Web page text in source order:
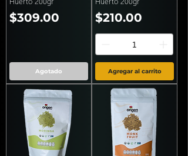
Precio
$309.00
Agotado
Precio
$210.00
Agregar al carrito